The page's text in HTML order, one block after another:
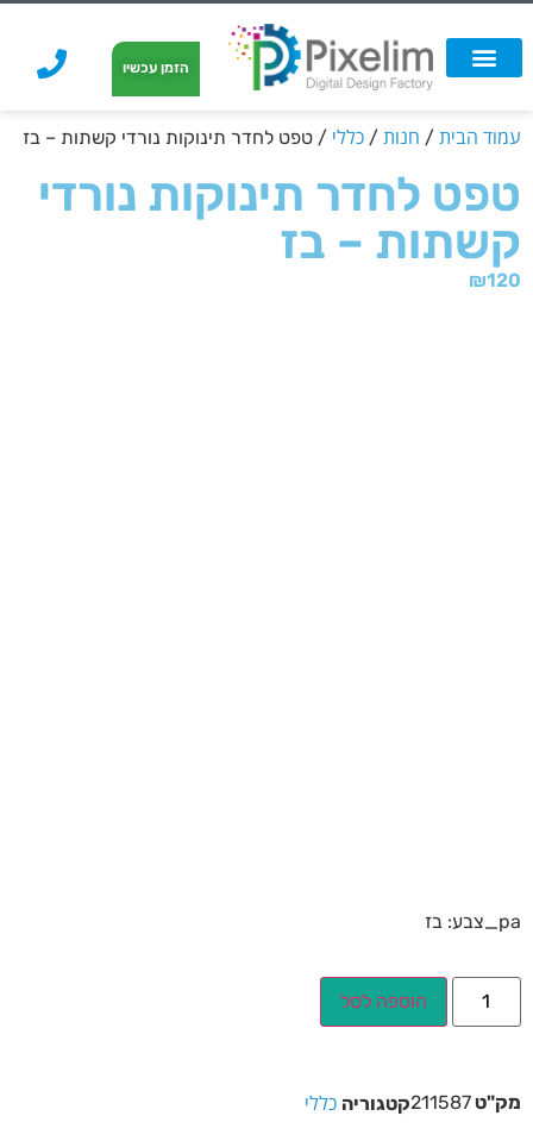
הזמן עכשיו
עמוד הבית / חנות / כללי / טפט לחדר תינוקות נורדי קשתות – בז
טפט לחדר תינוקות נורדי
קשתות – בז
₪120
pa_צבע: בז
הוספה לסל
מק"ט 211587קטגוריה כללי